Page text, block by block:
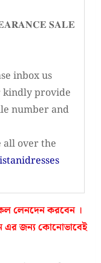
𝐒𝐀𝐋𝐄
inbox us
provide
number and
all over the
লেনদেন করবেন ।
এর জন্য কোনোভাবেই